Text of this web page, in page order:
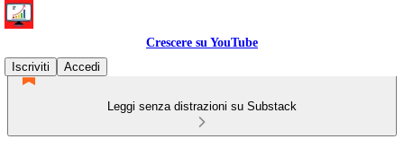
Crescere su YouTube
Iscriviti
Accedi
Leggi senza distrazioni su Substack